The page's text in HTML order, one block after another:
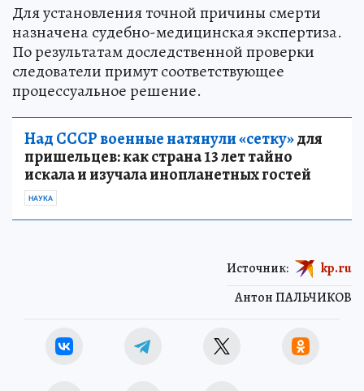
Для установления точной причины смерти
назначена судебно-медицинская экспертиза.
По результатам доследственной проверки
следователи примут соответствующее
процессуальное решение.
Над СССР военные натянули «сетку»для
пришельцев: как страна 13 лет тайно
искала и изучала инопланетных гостей
НАУКА
Антон ПАЛЬЧИКОВ
Источник: kp.ru